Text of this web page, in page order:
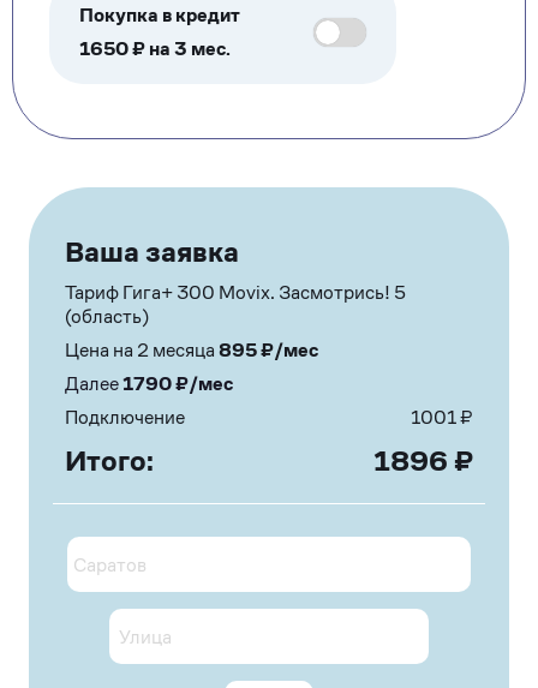
Покупка в кредит
1650 ₽ на 3 мес.
Ваша заявка
Тариф Гига+ 300 Movix. Засмотрись! 5
(область)
Цена на 2 месяца895₽/мес
Далее1790₽/мес
Подключение
1001₽
Итого: 1896 ₽